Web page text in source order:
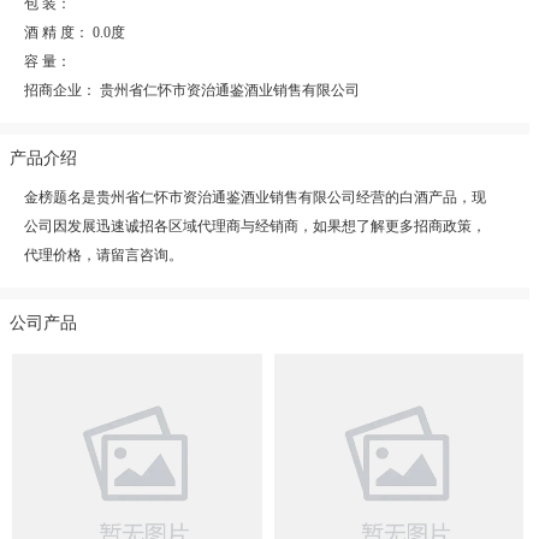
包 装：
酒 精 度： 0.0度
容 量：
招商企业： 贵州省仁怀市资治通鉴酒业销售有限公司
产品介绍
金榜题名是贵州省仁怀市资治通鉴酒业销售有限公司经营的白酒产品，现
公司因发展迅速诚招各区域代理商与经销商，如果想了解更多招商政策，
代理价格，请留言咨询。
公司产品